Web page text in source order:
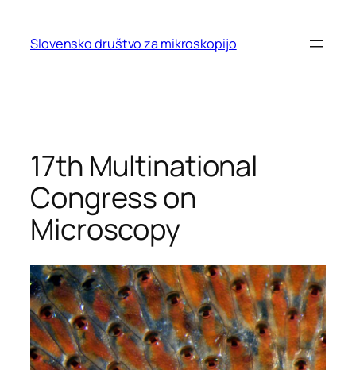
vsebino
Slovensko društvo za mikroskopijo
17th Multinational
Congress on
Microscopy